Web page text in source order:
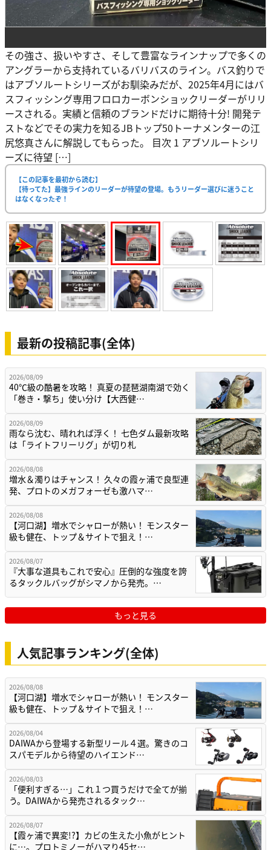
その強さ、扱いやすさ、そして豊富なラインナップで多くの
アングラーから支持れているバリバスのライン。バス釣りで
はアブソルートシリーズがお馴染みだが、2025年4月にはバ
スフィッシング専用フロロカーボンショックリーダーがリリ
ースされる。実績と信頼のブランドだけに期待十分! 開発テ
ストなどでその実力を知るJBトップ50トーナメンターの江
尻悠真さんに解説してもらった。 目次 1 アブソルートシリ
ーズに待望 […]
【この記事を最初から読む】
【待ってた】最強ラインのリーダーが待望の登場。もうリーダー選びに迷うこと
はなくなったぞ！
最新の投稿記事(全体)
2026/08/09
40℃級の酷暑を攻略！ 真夏の琵琶湖南湖で効く
「巻き・撃ち」使い分け【大西健…
2026/08/09
雨なら沈む、晴れれば浮く！ 七色ダム最新攻略
は「ライトフリーリグ」が切り札
2026/08/08
増水＆濁りはチャンス！ 久々の霞ヶ浦で良型連
発、プロトのメガフォーゼも激ハマ…
2026/08/08
【河口湖】増水でシャローが熱い！ モンスター
級も健在、トップ＆サイトで狙え！…
2026/08/07
『大事な道具もこれで安心』圧倒的な強度を誇
るタックルバッグがシマノから発売。…
もっと見る
人気記事ランキング(全体)
2026/08/08
【河口湖】増水でシャローが熱い！ モンスター
級も健在、トップ＆サイトで狙え！…
2026/08/04
DAIWAから登場する新型リール４選。驚きのコ
スパモデルから待望のハイエンド…
2026/08/03
「便利すぎる…」これ１つ買うだけで全てが揃
う。DAIWAから発売されるタック…
2026/08/07
【霞ヶ浦で異変!?】カビの生えた小魚がヒント
に…。プロトミノーがハマり45セ…